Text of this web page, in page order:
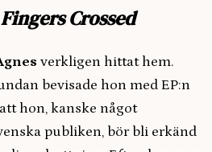
Fingers Crossed
verkligen hittat hem.
bevisade hon med EP:n
att hon, kanske något
publiken, bör bli erkänd